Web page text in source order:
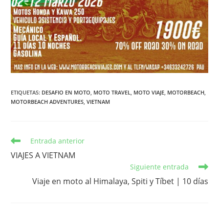
ETIQUETAS: DESAFIO EN MOTO MOTO TRAVEL MOTO VIAJE MOTORBEACH
MOTORBEACH ADVENTURES VIETNAM
Leer
artículos
Entrada anterior
VIAJES A VIETNAM
Siguiente entrada
Viaje en moto al Himalaya, Spiti y Tíbet | 10 días